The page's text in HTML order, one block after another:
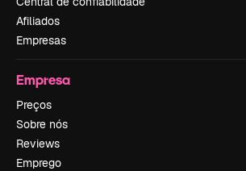
Afiliados
Empresas
Empresa
Preços
Sobre nós
Reviews
Emprego